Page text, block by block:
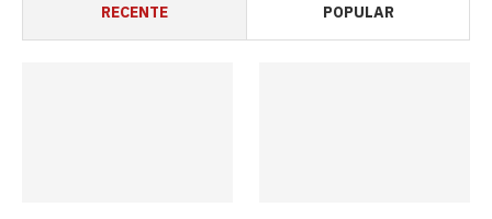
RECENTE POPULAR